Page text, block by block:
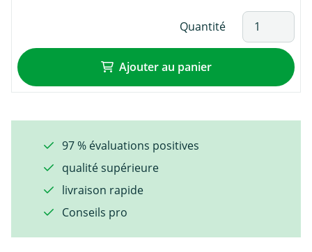
Quantité
Ajouter au panier
97 % évaluations positives
qualité supérieure
livraison rapide
Conseils pro